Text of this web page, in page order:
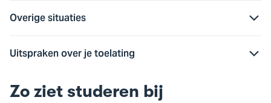
Overige situaties
Uitspraken over je toelating
Zo ziet studeren bij